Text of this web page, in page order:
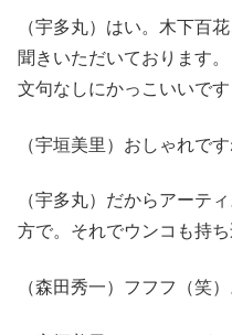
（宇多丸）はい。木下百
聞きいただいております
文句なしにかっこいいです
（宇垣美里）おしゃれです
（宇多丸）だからアーテ
方で。それでウンコも持ち
（森田秀一）フフフ（笑）